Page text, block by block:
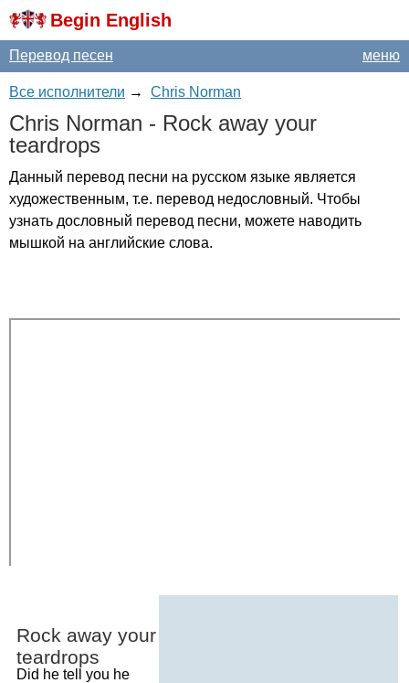
Begin English
меню
Перевод песен
Все исполнители → Chris Norman
Chris Norman - Rock away your
teardrops
Данный перевод песни на русском языке является
художественным, т.е. перевод недословный. Чтобы
узнать дословный перевод песни, можете наводить
мышкой на английские слова.
Rock away your
teardrops
Did he tell you he